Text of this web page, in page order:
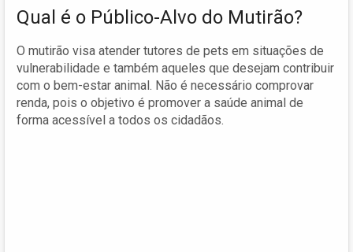
Qual é o Público-Alvo do Mutirão?
O mutirão visa atender tutores de pets em situações de
vulnerabilidade e também aqueles que desejam contribuir
com o bem-estar animal. Não é necessário comprovar
renda, pois o objetivo é promover a saúde animal de
forma acessível a todos os cidadãos.